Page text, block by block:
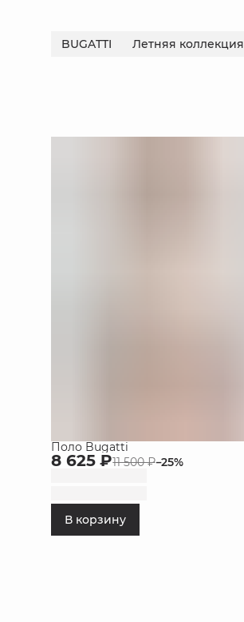
BUGATTI Летняя коллекция
Поло Bugatti
8 625 ₽11 500 ₽−25%
В корзину